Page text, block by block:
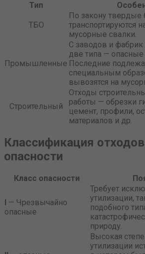
Тип
ТБО
По закону
транспортируются
мусорные свалки.
Промышленные
С заводов и фабрик
две типа —
Последние
специальным
вывозятся на
Строительный
Отходы
работы — обрезки
цемент, профили,
материалов и др.
Классификация
опасности
Класс опасности
I — Чрезвычайно
опасные
Требует
утилизации,
подобного
природу.
Высокая
утилизации